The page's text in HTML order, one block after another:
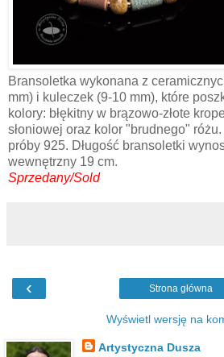
Bransoletka wykonana z
mm) i kuleczek (9-10 mm), które
kolory: błękitny w brązowo-złote
słoniowej oraz kolor "brudnego"
próby 925. Długość bransoletki
wewnętrzny 19 cm.
Sprzedany/Sold
‹ Strona główna
Wyświetl wersję na
Artystyczna Dusza